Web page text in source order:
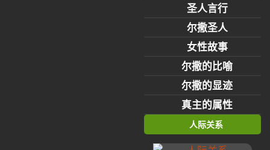
圣人言行
尔撒圣人
女性故事
尔撒的比喻
尔撒的显迹
真主的属性
人际关系